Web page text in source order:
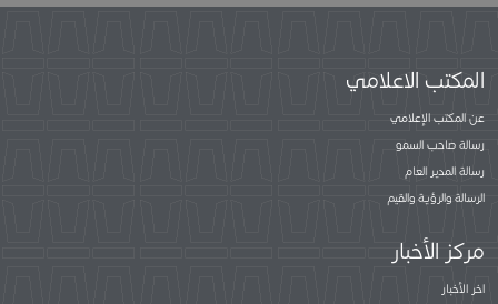
المكتب الاعلامي
عن المكتب الإعلامي
رسالة صاحب السمو
رسالة المدير العام
الرسالة والرؤية والقيم
مركز الأخبار
اخر الأخبار